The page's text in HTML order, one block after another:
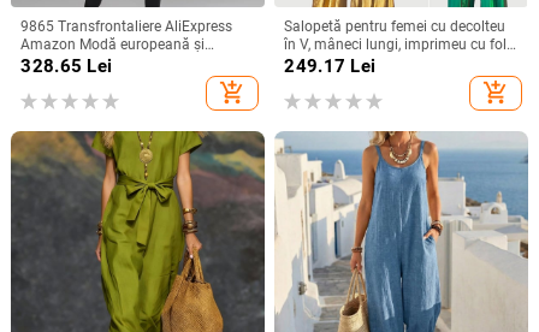
9865 Transfrontaliere AliExpress
Amazon Modă europeană și
americană pentru femei, culoare
solidă, plasă cu stras, pantaloni
fără mâneci
328.65 Lei
add_shopping_cart
Salopetă pentru femei cu decolteu
în V, mâneci lungi, imprimeu cu folie
aurie, bretele pentru strângerea
taliei, talie înaltă, stil urban, toamnă
2025
249.17 Lei
add_shopping_cart